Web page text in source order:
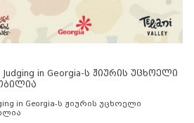
Judging in Georgia-ს ჟიურის უცხოელი
in Georgia-ს ჟიურის უცხოელი